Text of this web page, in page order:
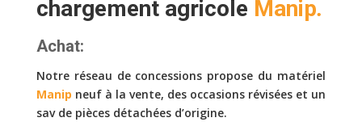
chargement agricole Manip.
Achat:
Notre réseau de concessions propose du matériel
Manip neuf à la vente, des occasions révisées et un
sav de pièces détachées d’origine.